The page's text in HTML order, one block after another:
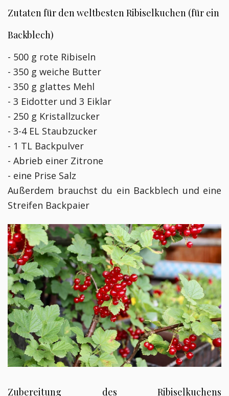
Zutaten für den weltbesten Ribiselkuchen (für ein
Backblech)
- 500 g rote Ribiseln
- 350 g weiche Butter
- 350 g glattes Mehl
- 3 Eidotter und 3 Eiklar
- 250 g Kristallzucker
- 3-4 EL Staubzucker
- 1 TL Backpulver
- Abrieb einer Zitrone
- eine Prise Salz
Außerdem brauchst du ein Backblech und eine
Streifen Backpaier
Zubereitung des Ribiselkuchens